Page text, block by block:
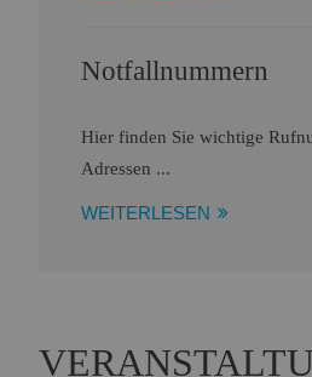
Notfallnummern
Hier finden Sie wichtige
Adressen ...
WEITERLESEN